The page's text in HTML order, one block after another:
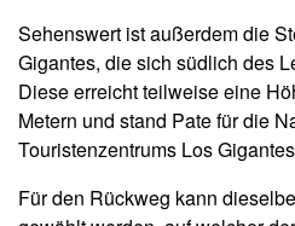
Sehenswert ist außerdem die
Gigantes, die sich südlich des
Diese erreicht teilweise eine
Metern und stand Pate für die
Touristenzentrums Los
Für den Rückweg kann